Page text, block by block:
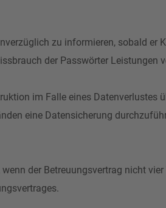
zu informieren, sobald er
der Passwörter Leistungen
im Falle eines Datenverlustes
eine Datensicherung
der Betreuungsvertrag nicht vier